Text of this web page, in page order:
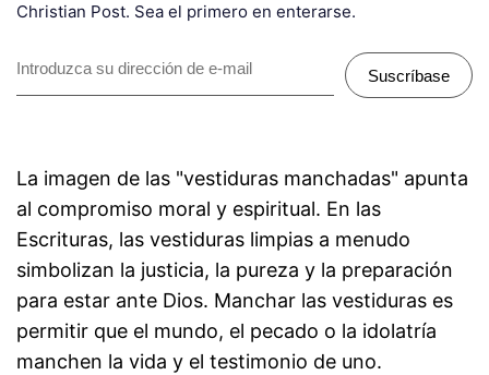
Christian Post. Sea el primero en enterarse.
Suscríbase
La imagen de las "vestiduras manchadas" apunta
al compromiso moral y espiritual. En las
Escrituras, las vestiduras limpias a menudo
simbolizan la justicia, la pureza y la preparación
para estar ante Dios. Manchar las vestiduras es
permitir que el mundo, el pecado o la idolatría
manchen la vida y el testimonio de uno.